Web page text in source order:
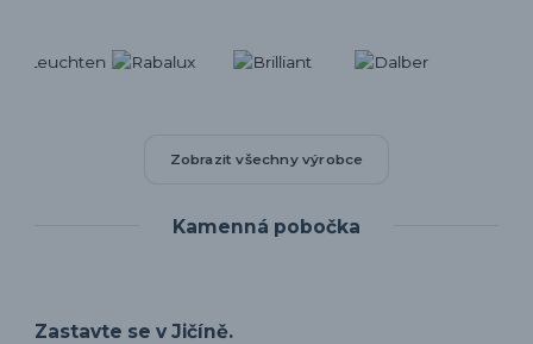
Zobrazit všechny výrobce
Kamenná pobočka
Zastavte se v Jičíně.